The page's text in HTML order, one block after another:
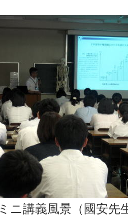
ミニ講義風景（國安